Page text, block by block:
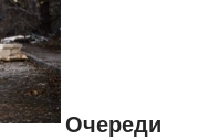
Очереди